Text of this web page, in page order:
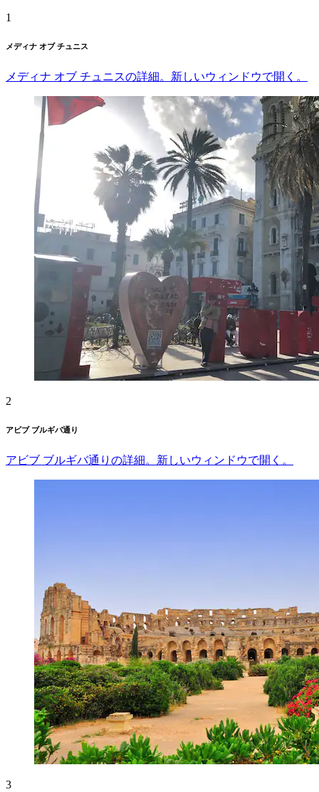
1
メディナ オブ チュニス
メディナ オブ チュニスの詳細。新しいウィンドウで開く。
2
アビブ ブルギバ通り
アビブ ブルギバ通りの詳細。新しいウィンドウで開く。
3